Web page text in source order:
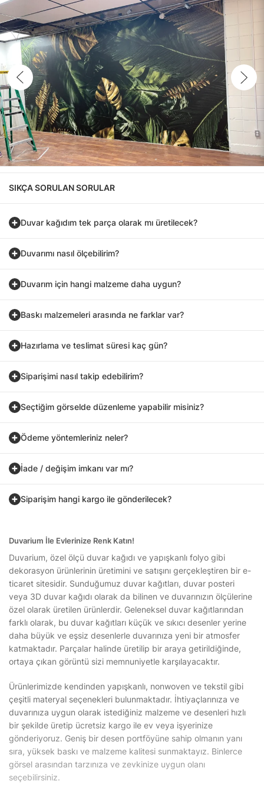
SIKÇA SORULAN SORULAR
Duvar kağıdım tek parça olarak mı üretilecek?
Duvarımı nasıl ölçebilirim?
Duvarım için hangi malzeme daha uygun?
Baskı malzemeleri arasında ne farklar var?
Hazırlama ve teslimat süresi kaç gün?
Siparişimi nasıl takip edebilirim?
Seçtiğim görselde düzenleme yapabilir misiniz?
Ödeme yöntemleriniz neler?
İade / değişim imkanı var mı?
Siparişim hangi kargo ile gönderilecek?
Duvarium İle Evlerinize Renk Katın!
Duvarium, özel ölçü duvar kağıdı ve yapışkanlı folyo gibi
dekorasyon ürünlerinin üretimini ve satışını gerçekleştiren bir e-
ticaret sitesidir. Sunduğumuz duvar kağıtları, duvar posteri
veya 3D duvar kağıdı olarak da bilinen ve duvarınızın ölçülerine
özel olarak üretilen ürünlerdir. Geleneksel duvar kağıtlarından
farklı olarak, bu duvar kağıtları küçük ve sıkıcı desenler yerine
daha büyük ve eşsiz desenlerle duvarınıza yeni bir atmosfer
katmaktadır. Parçalar halinde üretilip bir araya getirildiğinde,
ortaya çıkan görüntü sizi memnuniyetle karşılayacaktır.
Ürünlerimizde kendinden yapışkanlı, nonwoven ve tekstil gibi
çeşitli materyal seçenekleri bulunmaktadır. İhtiyaçlarınıza ve
duvarınıza uygun olarak istediğiniz malzeme ve desenleri hızlı
bir şekilde üretip ücretsiz kargo ile ev veya işyerinize
gönderiyoruz. Geniş bir desen portföyüne sahip olmanın yanı
sıra, yüksek baskı ve malzeme kalitesi sunmaktayız. Binlerce
görsel arasından tarzınıza ve zevkinize uygun olanı
seçebilirsiniz.